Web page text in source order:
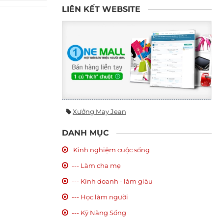
LIÊN KẾT WEBSITE
Xưởng May Jean
DANH MỤC
Kinh nghiệm cuộc sống
--- Làm cha mẹ
--- Kinh doanh - làm giàu
--- Học làm người
--- Kỹ Năng Sống